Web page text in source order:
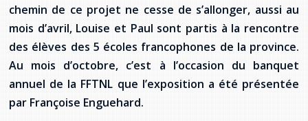
Clare Halleran
Joseph Kayumba
Dominic Demers
Yulia Kudryakova
chemin de ce projet ne cesse de s’allonger, aussi au
mois d’avril, Louise et Paul sont partis à la rencontre
des élèves des 5 écoles francophones de la province.
Au mois d’octobre, c’est à l’occasion du banquet
annuel de la FFTNL que l’exposition a été présentée
par Françoise Enguehard.